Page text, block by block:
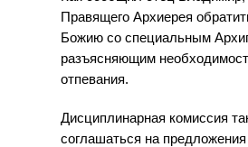
Правящего Архиерея
Божию со специальным
разъясняющим
отпевания.
Дисциплинарная комиссия
соглашаться на